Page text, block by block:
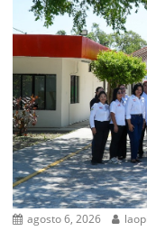
agosto 6, 2026